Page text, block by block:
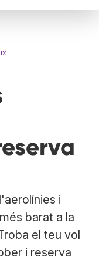
i
barat a la
el teu vol
i reserva